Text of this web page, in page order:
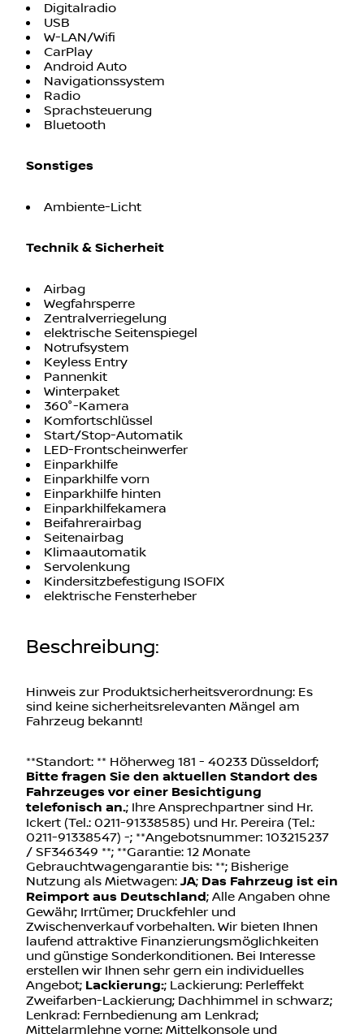
Digitalradio
USB
W-LAN/Wifi
CarPlay
Android Auto
Navigationssystem
Radio
Sprachsteuerung
Bluetooth
Sonstiges
Ambiente-Licht
Technik & Sicherheit
Airbag
Wegfahrsperre
Zentralverriegelung
elektrische Seitenspiegel
Notrufsystem
Keyless Entry
Pannenkit
Winterpaket
360°-Kamera
Komfortschlüssel
Start/Stop-Automatik
LED-Frontscheinwerfer
Einparkhilfe
Einparkhilfe vorn
Einparkhilfe hinten
Einparkhilfekamera
Beifahrerairbag
Seitenairbag
Klimaautomatik
Servolenkung
Kindersitzbefestigung ISOFIX
elektrische Fensterheber
Beschreibung:
Hinweis zur Produktsicherheitsverordnung: Es
sind keine sicherheitsrelevanten Mängel am
Fahrzeug bekannt!
**Standort: ** Höherweg 181 - 40233 Düsseldorf;
Bitte fragen Sie den aktuellen Standort des
Fahrzeuges vor einer Besichtigung
telefonisch an.; Ihre Ansprechpartner sind Hr.
Ickert (Tel.: 0211-91338585) und Hr. Pereira (Tel.:
0211-91338547) -; **Angebotsnummer: 103215237
/ SF346349 **; **Garantie: 12 Monate
Gebrauchtwagengarantie bis: **; Bisherige
Nutzung als Mietwagen: JA; Das Fahrzeug ist ein
Reimport aus Deutschland; Alle Angaben ohne
Gewähr; Irrtümer; Druckfehler und
Zwischenverkauf vorbehalten. Wir bieten Ihnen
laufend attraktive Finanzierungsmöglichkeiten
und günstige Sonderkonditionen. Bei Interesse
erstellen wir Ihnen sehr gern ein individuelles
Angebot; Lackierung:; Lackierung: Perleffekt
Zweifarben-Lackierung; Dachhimmel in schwarz;
Lenkrad: Fernbedienung am Lenkrad;
Mittelarmlehne vorne; Mittelkonsole und